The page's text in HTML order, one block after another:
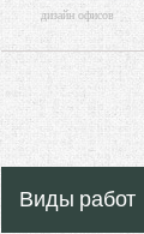
Видео новости
Дизайн разное
Другие услуги
дизайн офисов
Виды работ